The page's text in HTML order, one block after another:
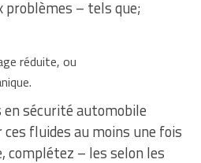
problèmes – tels que;
réduite, ou
sécurité automobile
fluides au moins une fois
complétez – les selon les